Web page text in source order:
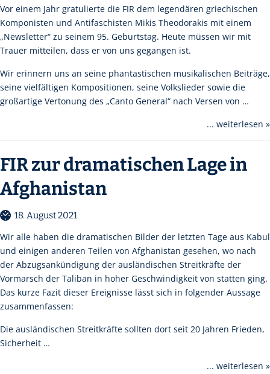
Vor einem Jahr gratulierte die FIR dem legendären griechischen
Komponisten und Antifaschisten Mikis Theodorakis mit einem
„Newsletter“ zu seinem 95. Geburtstag. Heute müssen wir mit
Trauer mitteilen, dass er von uns gegangen ist.
Wir erinnern uns an seine phantastischen musikalischen Beiträge,
seine vielfältigen Kompositionen, seine Volkslieder sowie die
großartige Vertonung des „Canto General“ nach Versen von …
... weiterlesen »
FIR zur dramatischen Lage in
Afghanistan
18. August 2021
Wir alle haben die dramatischen Bilder der letzten Tage aus Kabul
und einigen anderen Teilen von Afghanistan gesehen, wo nach
der Abzugsankündigung der ausländischen Streitkräfte der
Vormarsch der Taliban in hoher Geschwindigkeit von statten ging.
Das kurze Fazit dieser Ereignisse lässt sich in folgender Aussage
zusammenfassen:
Die ausländischen Streitkräfte sollten dort seit 20 Jahren Frieden,
Sicherheit …
... weiterlesen »